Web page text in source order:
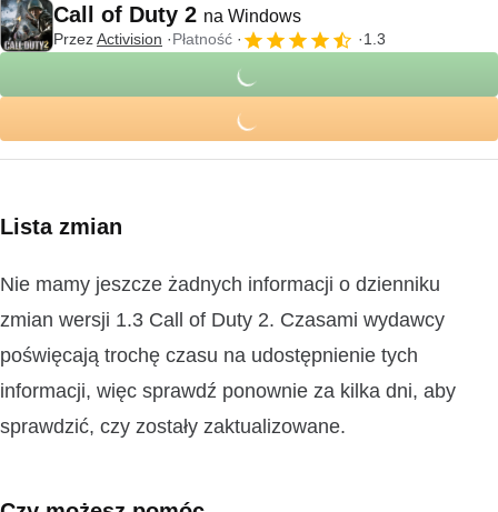
Call of Duty 2 na Windows
PrzezActivision Płatność 1.3
Lista zmian
Nie mamy jeszcze żadnych informacji o dzienniku
zmian wersji 1.3 Call of Duty 2. Czasami wydawcy
poświęcają trochę czasu na udostępnienie tych
informacji, więc sprawdź ponownie za kilka dni, aby
sprawdzić, czy zostały zaktualizowane.